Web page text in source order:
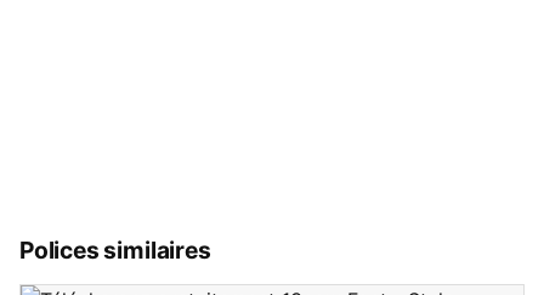
Polices similaires